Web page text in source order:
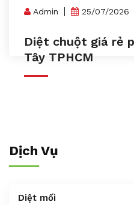
Admin 25/07/2026
Diệt chuột giá rẻ
Tây TPHCM
Dịch Vụ
Diệt mối